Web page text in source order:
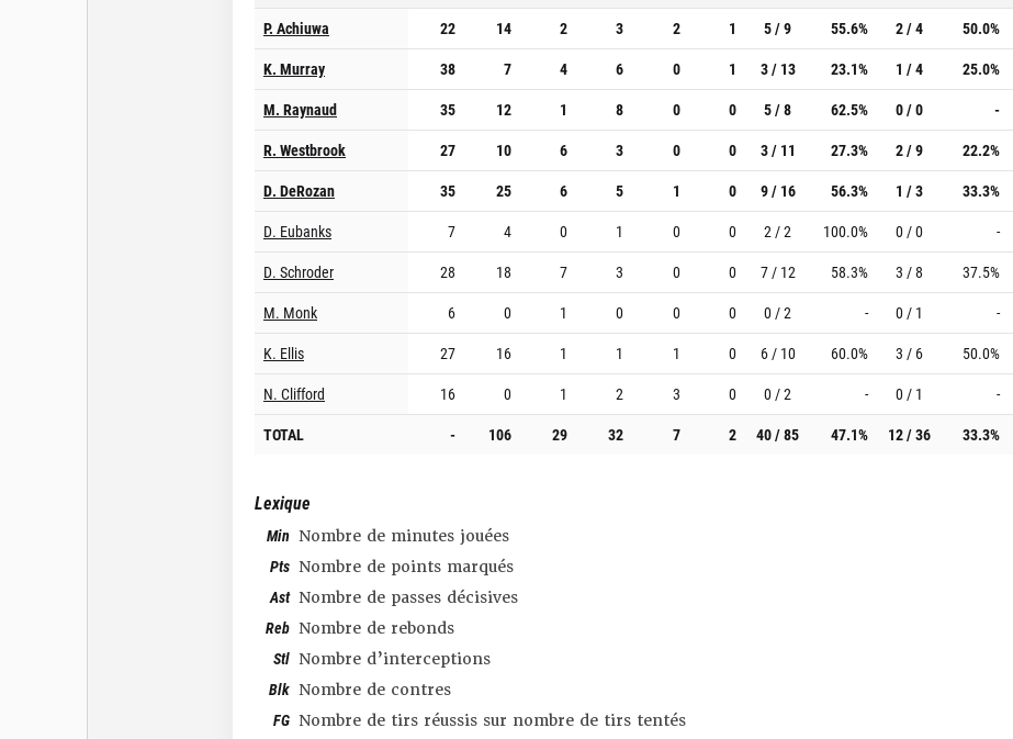
P. Achiuwa 22 14 2 3 2 1 5 / 9 55.6% 2 / 4 50.0%
K. Murray
38 7 4 6 0 1 3 / 13 23.1% 1 / 4 25.0%
M. Raynaud
35 12 1 8 0 0 5 / 8 62.5% 0 / 0 -
R. Westbrook
27 10 6 3 0 0 3 / 11 27.3% 2 / 9 22.2%
D. DeRozan
35 25 6 5 1 0 9 / 16 56.3% 1 / 3 33.3%
D. Eubanks
7 4 0 1 0 0 2 / 2 100.0% 0 / 0 -
D. Schroder
28 18 7 3 0 0 7 / 12 58.3% 3 / 8 37.5%
M. Monk
6 0 1 0 0 0 0 / 2 - 0 / 1 -
K. Ellis
27 16 1 1 1 0 6 / 10 60.0% 3 / 6 50.0%
N. Clifford
16 0 1 2 3 0 0 / 2 - 0 / 1 -
TOTAL
- 106 29 32 7 2 40 / 85 47.1% 12 / 36 33.3%
Lexique
Min Nombre de minutes jouées
Pts Nombre de points marqués
Ast Nombre de passes décisives
Reb Nombre de rebonds
Stl Nombre d’interceptions
Blk Nombre de contres
FG Nombre de tirs réussis sur nombre de tirs tentés